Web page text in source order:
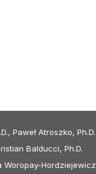
Paweł Atroszko, Ph.D.
Balducci, Ph.D.
Woropay-Hordziejewicz